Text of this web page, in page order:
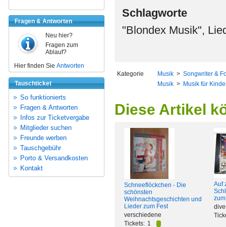
Fragen & Antworten
Neu hier?
Fragen zum
Ablauf?
Hier finden Sie Antworten
Tauschticket
So funktionierts
Fragen & Antworten
Infos zur Ticketvergabe
Mitglieder suchen
Freunde werben
Tauschgebühr
Porto & Versandkosten
Kontakt
Schlagworte
"Blondex Musik",
Kategorie Musik > Songwriter &
Musik > Musik für
Diese Artikel
Schneeflöckchen - Die
schönsten
Weihnachtsgeschichten und
Lieder zum Fest
verschiedene
Tickets: 1
Auf